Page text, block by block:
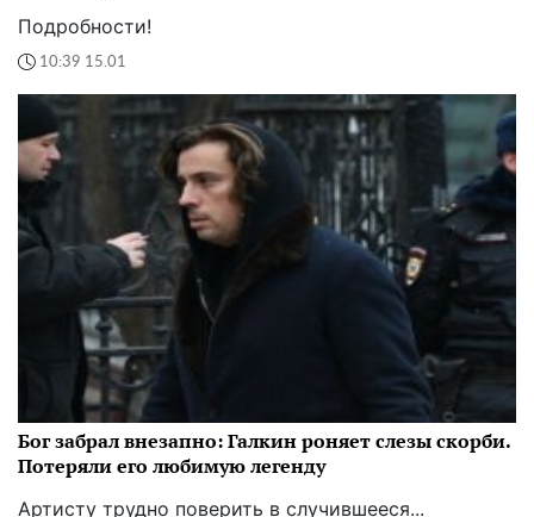
Подробности!
10:39 15.01
Бог забрал внезапно: Галкин роняет слезы скорби.
Потеряли его любимую легенду
Артисту трудно поверить в случившееся...